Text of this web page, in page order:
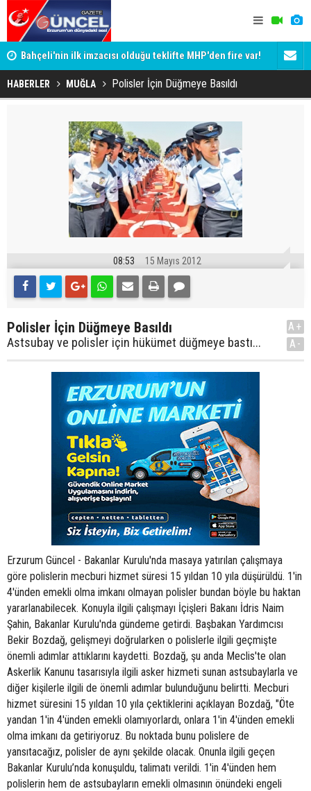
Bahçeli'nin ilk imzacısı olduğu teklifte MHP'den fire var!
İşte imzalamayan o isim
Siyaset-
HABERLER MUĞLA Polisler İçin Düğmeye Basıldı
08:53 15 Mayıs 2012
Polisler İçin Düğmeye Basıldı
Astsubay ve polisler için hükümet düğmeye bastı...
A+
A-
Erzurum Güncel - Bakanlar Kurulu'nda masaya yatırılan çalışmaya
göre polislerin mecburi hizmet süresi 15 yıldan 10 yıla düşürüldü. 1'in
4'ünden emekli olma imkanı olmayan polisler bundan böyle bu haktan
yararlanabilecek. Konuyla ilgili çalışmayı İçişleri Bakanı İdris Naim
Şahin, Bakanlar Kurulu'nda gündeme getirdi. Başbakan Yardımcısı
Bekir Bozdağ, gelişmeyi doğrularken o polislerle ilgili geçmişte
önemli adımlar attıklarını kaydetti. Bozdağ, şu anda Meclis'te olan
Askerlik Kanunu tasarısıyla ilgili asker hizmeti sunan astsubaylarla ve
diğer kişilerle ilgili de önemli adımlar bulunduğunu belirtti. Mecburi
hizmet süresini 15 yıldan 10 yıla çektiklerini açıklayan Bozdağ, "Öte
yandan 1'in 4'ünden emekli olamıyorlardı, onlara 1'in 4'ünden emekli
olma imkanı da getiriyoruz. Bu noktada bunu polislere de
yansıtacağız, polisler de aynı şekilde olacak. Onunla ilgili geçen
Bakanlar Kurulu’nda konuşuldu, talimatı verildi. 1'in 4'ünden hem
polislerin hem de astsubayların emekli olmasının önündeki engeli